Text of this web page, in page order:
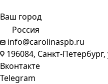
Ваш город
Россия
info@carolinaspb.ru
196084, Санкт-
Вконтакте
Telegram